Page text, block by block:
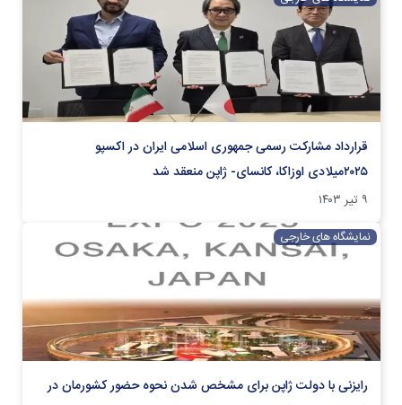
قرارداد مشارکت رسمی جمهوری اسلامی ایران در اکسپو
۲۰۲۵میلادی اوزاکا، کانسای- ژاپن منعقد شد
۹ تیر ۱۴۰۳
نمایشگاه های خارجی
رایزنی با دولت ژاپن برای مشخص شدن نحوه حضور کشورمان در